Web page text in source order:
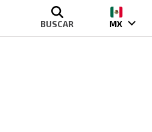
BUSCAR MX